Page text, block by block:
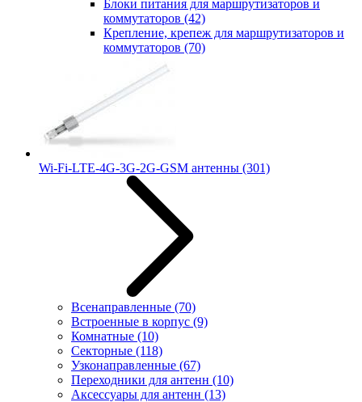
Блоки питания для маршрутизаторов и
коммутаторов (42)
Крепление, крепеж для маршрутизаторов и
коммутаторов (70)
Wi-Fi-LTE-4G-3G-2G-GSM антенны (301)
Всенаправленные (70)
Встроенные в корпус (9)
Комнатные (10)
Секторные (118)
Узконаправленные (67)
Переходники для антенн (10)
Аксессуары для антенн (13)